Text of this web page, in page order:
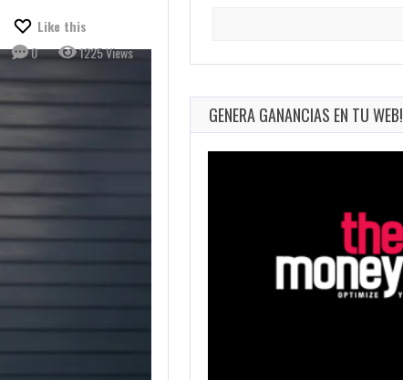
Like this
0
1225 Views
GENERA GANANCIAS EN TU WEB!